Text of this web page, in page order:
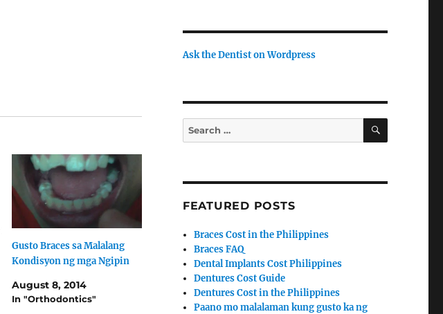
Gusto Braces sa Malalang
Kondisyon ng mga Ngipin
August 8, 2014
In "Orthodontics"
Ask the Dentist on Wordpress
Search
for:
SEARCH
FEATURED POSTS
Braces Cost in the Philippines
Braces FAQ
Dental Implants Cost Philippines
Dentures Cost Guide
Dentures Cost in the Philippines
Paano mo malalaman kung gusto ka ng